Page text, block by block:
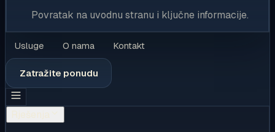
Povratak na uvodnu stranu i ključne informacije.
Usluge O nama Kontakt
Zatražite ponudu